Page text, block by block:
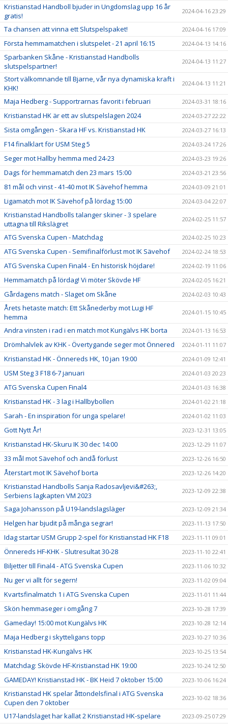
Kristianstad Handboll bjuder in Ungdomslag upp 16 år
gratis!
2024-04-16 23:29
Ta chansen att vinna ett Slutspelspaket! 2024-04-16 17:09
Första hemmamatchen i slutspelet - 21 april 16:15 2024-04-13 14:16
Sparbanken Skåne - Kristianstad Handbolls
slutspelspartner!
2024-04-13 11:27
Stort välkomnande till Bjarne, vår nya dynamiska kraft i
KHK!
2024-04-13 11:21
Maja Hedberg - Supportrarnas favorit i februari 2024-03-31 18:16
Kristianstad HK är ett av slutspelslagen 2024 2024-03-27 22:22
Sista omgången - Skara HF vs. Kristianstad HK 2024-03-27 16:13
F14 finalklart för USM Steg 5 2024-03-24 17:26
Seger mot Hallby hemma med 24-23 2024-03-23 19:26
Dags för hemmamatch den 23 mars 15:00 2024-03-21 23:56
81 mål och vinst - 41-40 mot IK Sävehof hemma 2024-03-09 21:01
Ligamatch mot IK Sävehof på lördag 15:00 2024-03-04 22:07
Kristianstad Handbolls talanger skiner - 3 spelare
uttagna till Rikslägret
2024-02-25 11:57
ATG Svenska Cupen - Matchdag 2024-02-25 10:23
ATG Svenska Cupen - Semifinalförlust mot IK Sävehof 2024-02-24 18:53
ATG Svenska Cupen Final4 - En historisk höjdare! 2024-02-19 11:06
Hemmamatch på lördag! Vi möter Skövde HF 2024-02-05 16:21
Gårdagens match - Slaget om Skåne 2024-02-03 10:43
Årets hetaste match: Ett Skånederby mot Lugi HF
hemma
2024-01-15 10:45
Andra vinsten i rad i en match mot Kungälvs HK borta 2024-01-13 16:53
Drömhalvlek av KHK - Övertygande seger mot Önnered 2024-01-11 11:07
Kristianstad HK - Önnereds HK, 10 jan 19:00 2024-01-09 12:41
USM Steg 3 F18 6-7 januari 2024-01-03 20:23
ATG Svenska Cupen Final4 2024-01-03 16:38
Kristianstad HK - 3 lag i Hallbybollen 2024-01-02 21:18
Sarah - En inspiration för unga spelare! 2024-01-02 11:03
Gott Nytt År! 2023-12-31 13:05
Kristianstad HK-Skuru IK 30 dec 14:00 2023-12-29 11:07
33 mål mot Sävehof och ändå förlust 2023-12-26 16:50
Återstart mot IK Sävehof borta 2023-12-26 14:20
Kristianstad Handbolls Sanja Radosavljevi&#263;,
Serbiens lagkapten VM 2023
2023-12-09 22:38
Saga Johansson på U19-landslagsläger 2023-12-09 21:34
Helgen har bjudit på många segrar! 2023-11-13 17:50
Idag startar USM Grupp 2-spel för Kristianstad HK F18 2023-11-11 09:01
Önnereds HF-KHK - Slutresultat 30-28 2023-11-10 22:41
Biljetter till Final4 - ATG Svenska Cupen 2023-11-06 10:32
Nu ger vi allt för segern! 2023-11-02 09:04
Kvartsfinalmatch 1 i ATG Svenska Cupen 2023-11-01 11:44
Skön hemmaseger i omgång 7 2023-10-28 17:39
Gameday! 15:00 mot Kungälvs HK 2023-10-28 12:14
Maja Hedberg i skytteligans topp 2023-10-27 10:36
Kristianstad HK-Kungälvs HK 2023-10-25 13:54
Matchdag: Skövde HF-Kristianstad HK 19:00 2023-10-24 12:50
GAMEDAY! Kristianstad HK - BK Heid 7 oktober 15:00 2023-10-06 16:24
Kristianstad HK spelar åttondelsfinal i ATG Svenska
Cupen den 7 oktober
2023-10-02 18:36
U17-landslaget har kallat 2 Kristianstad HK-spelare 2023-09-25 07:29